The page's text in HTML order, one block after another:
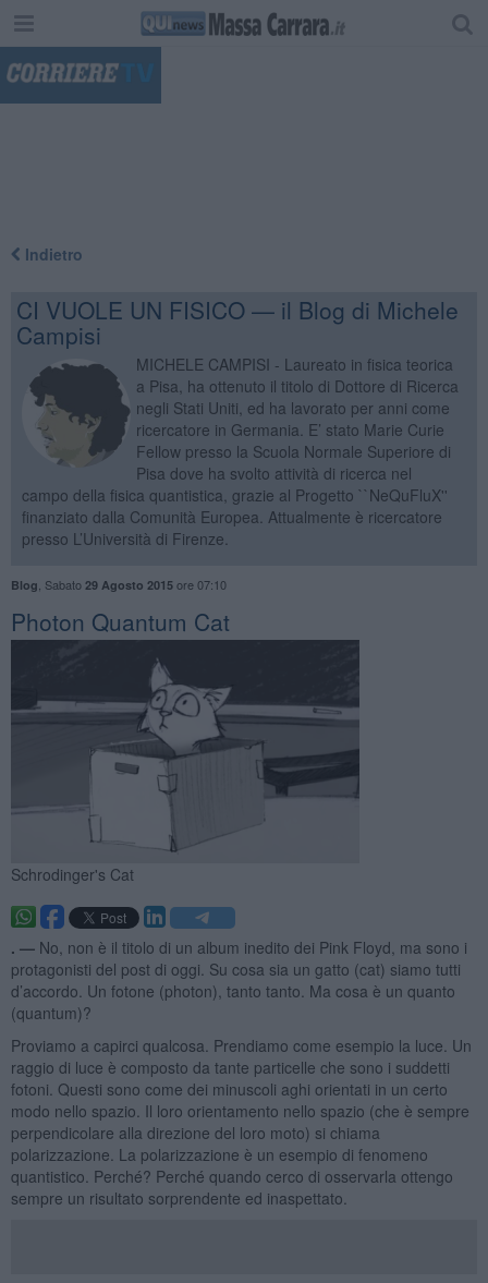
Indietro
CI VUOLE UN FISICO — il Blog di Michele
Campisi
MICHELE CAMPISI - Laureato in fisica teorica
a Pisa, ha ottenuto il titolo di Dottore di Ricerca
negli Stati Uniti, ed ha lavorato per anni come
ricercatore in Germania. E’ stato Marie Curie
Fellow presso la Scuola Normale Superiore di
Pisa dove ha svolto attività di ricerca nel
campo della fisica quantistica, grazie al Progetto ``NeQuFluX''
finanziato dalla Comunità Europea. Attualmente è ricercatore
presso L’Università di Firenze.
Blog Sabato 29 Agosto 2015ore 07:10
Photon Quantum Cat
Schrodinger's Cat
. — No, non è il titolo di un album inedito dei Pink Floyd, ma sono i
protagonisti del post di oggi. Su cosa sia un gatto (cat) siamo tutti
d’accordo. Un fotone (photon), tanto tanto. Ma cosa è un quanto
(quantum)?
Proviamo a capirci qualcosa. Prendiamo come esempio la luce. Un
raggio di luce è composto da tante particelle che sono i suddetti
fotoni. Questi sono come dei minuscoli aghi orientati in un certo
modo nello spazio. Il loro orientamento nello spazio (che è sempre
perpendicolare alla direzione del loro moto) si chiama
polarizzazione. La polarizzazione è un esempio di fenomeno
quantistico. Perché? Perché quando cerco di osservarla ottengo
sempre un risultato sorprendente ed inaspettato.